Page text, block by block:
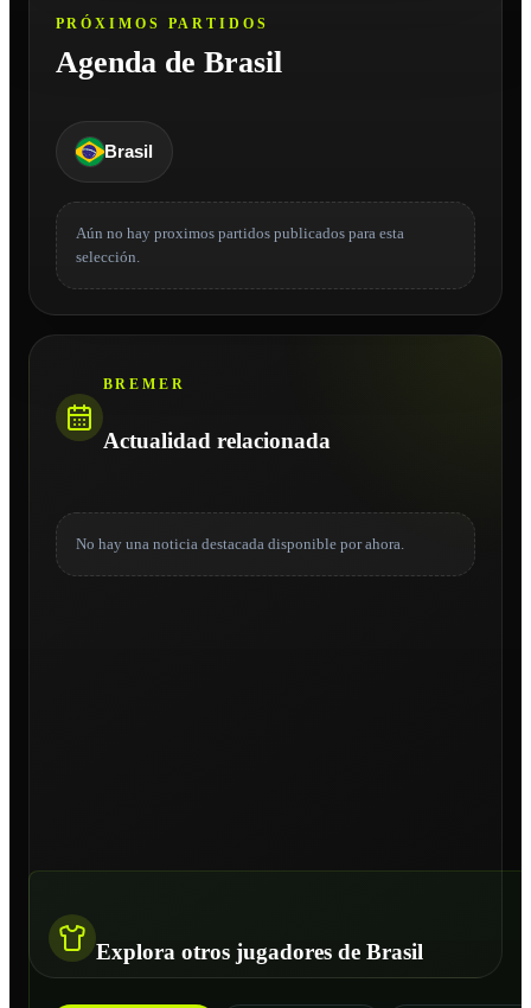
PRÓXIMOS PARTIDOS
Agenda de Brasil
Brasil
Aún no hay proximos partidos publicados para esta
selección.
BREMER
Actualidad relacionada
No hay una noticia destacada disponible por ahora.
Explora otros jugadores de Brasil